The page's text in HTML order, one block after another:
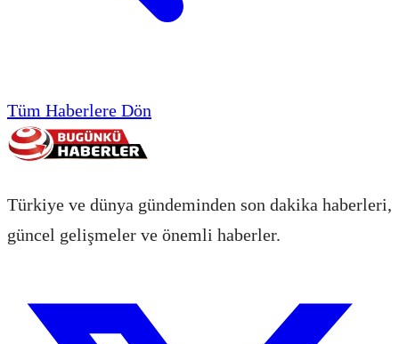
Tüm Haberlere Dön
Türkiye ve dünya gündeminden son dakika haberleri,
güncel gelişmeler ve önemli haberler.